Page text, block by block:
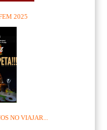
2025
NO VIAJAR...